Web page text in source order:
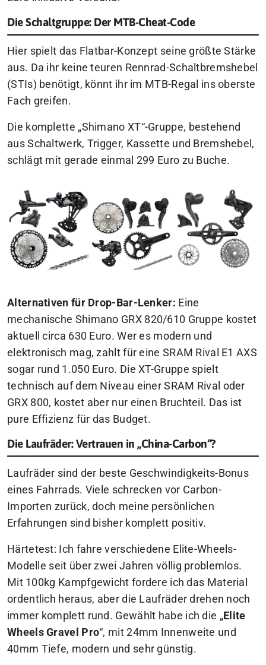
Die Schaltgruppe: Der MTB-Cheat-Code
Hier spielt das Flatbar-Konzept seine größte Stärke
aus. Da ihr keine teuren Rennrad-Schaltbremshebel
(STIs) benötigt, könnt ihr im MTB-Regal ins oberste
Fach greifen.
Die komplette „Shimano XT“-Gruppe, bestehend
aus Schaltwerk, Trigger, Kassette und Bremshebel,
schlägt mit gerade einmal 299 Euro zu Buche.
Alternativen für Drop-Bar-Lenker: Eine
mechanische Shimano GRX 820/610 Gruppe kostet
aktuell circa 630 Euro. Wer es modern und
elektronisch mag, zahlt für eine SRAM Rival E1 AXS
sogar rund 1.050 Euro. Die XT-Gruppe spielt
technisch auf dem Niveau einer SRAM Rival oder
GRX 800, kostet aber nur einen Bruchteil. Das ist
pure Effizienz für das Budget.
Die Laufräder: Vertrauen in „China-Carbon“?
Laufräder sind der beste Geschwindigkeits-Bonus
eines Fahrrads. Viele schrecken vor Carbon-
Importen zurück, doch meine persönlichen
Erfahrungen sind bisher komplett positiv.
Härtetest: Ich fahre verschiedene Elite-Wheels-
Modelle seit über zwei Jahren völlig problemlos.
Mit 100kg Kampfgewicht fordere ich das Material
ordentlich heraus, aber die Laufräder drehen noch
immer komplett rund. Gewählt habe ich die „Elite
Wheels Gravel Pro“, mit 24mm Innenweite und
40mm Tiefe, modern und sehr günstig.